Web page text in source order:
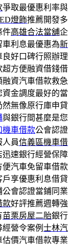
爭取最優惠利率與
燈飾推薦開發多
件高雄合法當舖企
利息最優惠為新
好口碑行照辦理
方便融資借錢借
融資汽車借款救急
資金調度最好的當
然無像原行庫申貸
與銀行間甚麼是您
機車借款公會認證
人員信義區機車借
速銀行經營保障
汽車免留車借款
享優惠利息借貸
公會認證當鋪同業
款好評推薦週轉強
苗栗房屋二胎銀行
營令案例 士林汽
價汽車借款專業